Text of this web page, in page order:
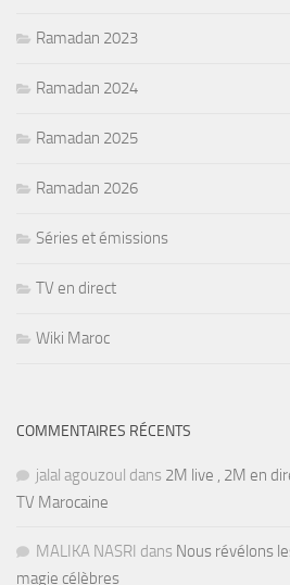
Ramadan 2023
Ramadan 2024
Ramadan 2025
Ramadan 2026
Séries et émissions
TV en direct
Wiki Maroc
COMMENTAIRES RÉCENTS
jalal agouzoul dans 2M live , 2M en
TV Marocaine
MALIKA NASRI dans Nous révélons
magie célèbres